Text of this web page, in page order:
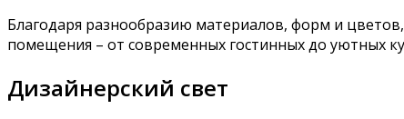
Благодаря разнообразию материалов, форм и
помещения – от современных гостинных до уютных
Дизайнерский свет